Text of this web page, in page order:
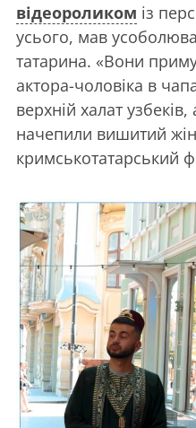
відеороликом із
усього, мав
татарина. «Вони
актора-чоловіка в
верхній халат
начепили вишитий
кримськотатарський